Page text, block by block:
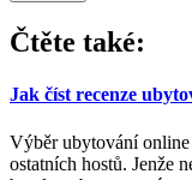
Čtěte také:
Jak číst recenze
Výběr ubytování
ostatních hostů. Jenže